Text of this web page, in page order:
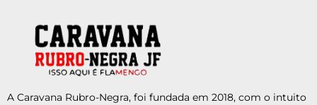
A Caravana Rubro-Negra, foi fundada em 2018, com o intuito